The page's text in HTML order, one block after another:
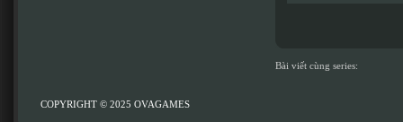
Bài viết cùng series:
COPYRIGHT © 2025 OVAGAMES